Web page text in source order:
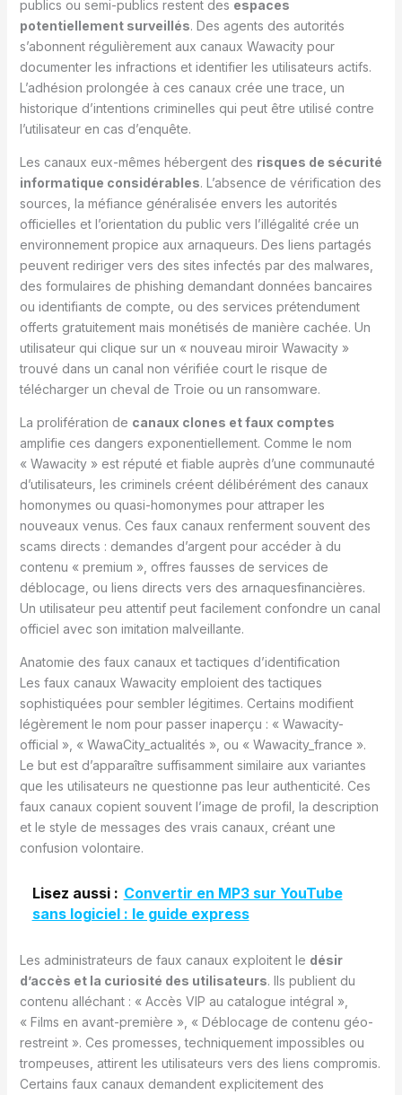
publics ou semi-publics restent des espaces
potentiellement surveillés. Des agents des autorités
s’abonnent régulièrement aux canaux Wawacity pour
documenter les infractions et identifier les utilisateurs actifs.
L’adhésion prolongée à ces canaux crée une trace, un
historique d’intentions criminelles qui peut être utilisé contre
l’utilisateur en cas d’enquête.
Les canaux eux-mêmes hébergent des risques de sécurité
informatique considérables. L’absence de vérification des
sources, la méfiance généralisée envers les autorités
officielles et l’orientation du public vers l’illégalité crée un
environnement propice aux arnaqueurs. Des liens partagés
peuvent rediriger vers des sites infectés par des malwares,
des formulaires de phishing demandant données bancaires
ou identifiants de compte, ou des services prétendument
offerts gratuitement mais monétisés de manière cachée. Un
utilisateur qui clique sur un « nouveau miroir Wawacity »
trouvé dans un canal non vérifiée court le risque de
télécharger un cheval de Troie ou un ransomware.
La prolifération de canaux clones et faux comptes
amplifie ces dangers exponentiellement. Comme le nom
« Wawacity » est réputé et fiable auprès d’une communauté
d’utilisateurs, les criminels créent délibérément des canaux
homonymes ou quasi-homonymes pour attraper les
nouveaux venus. Ces faux canaux renferment souvent des
scams directs : demandes d’argent pour accéder à du
contenu « premium », offres fausses de services de
déblocage, ou liens directs vers des arnaquesfinancières.
Un utilisateur peu attentif peut facilement confondre un canal
officiel avec son imitation malveillante.
Anatomie des faux canaux et tactiques d’identification
Les faux canaux Wawacity emploient des tactiques
sophistiquées pour sembler légitimes. Certains modifient
légèrement le nom pour passer inaperçu : « Wawacity-
official », « WawaCity_actualités », ou « Wawacity_france ».
Le but est d’apparaître suffisamment similaire aux variantes
que les utilisateurs ne questionne pas leur authenticité. Ces
faux canaux copient souvent l’image de profil, la description
et le style de messages des vrais canaux, créant une
confusion volontaire.
Lisez aussi : Convertir en MP3 sur YouTube
sans logiciel : le guide express
Les administrateurs de faux canaux exploitent le désir
d’accès et la curiosité des utilisateurs. Ils publient du
contenu alléchant : « Accès VIP au catalogue intégral »,
« Films en avant-première », « Déblocage de contenu géo-
restreint ». Ces promesses, techniquement impossibles ou
trompeuses, attirent les utilisateurs vers des liens compromis.
Certains faux canaux demandent explicitement des